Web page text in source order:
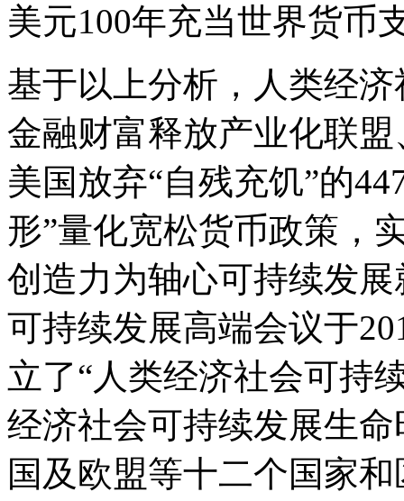
美元100年充当世界货币
基于以上分析，人类经
金融财富释放产业化联
美国放弃“自残充饥”的
形”量化宽松货币政策，
创造力为轴心可持续发
可持续发展高端会议于
立了“人类经济社会可持
经济社会可持续发展生
国及欧盟等十二个国家